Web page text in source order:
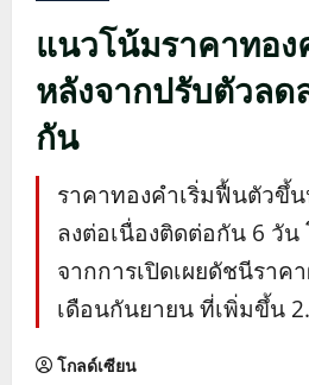
แนวโน้มราคาทอ
หลังจากปรับตัวลด
กัน
ราคาทองคำเริ่มฟื้นตัวขึ้
ลงต่อเนื่องติดต่อกัน 6 วั
จากการเปิดเผยดัชนีราค
เดือนกันยายน ที่เพิ่มขึ้น
โกลด์เซียน